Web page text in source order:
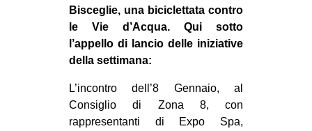
CINEMA
MANIFESTI
MUSICA
RECENSIONI
INTERNAZIONALE
Bisceglie, una biciclettata contro
le Vie d’Acqua. Qui sotto
l’appello di lancio delle iniziative
della settimana:
L’incontro dell’8 Gennaio, al
Consiglio di Zona 8, con
rappresentanti di Expo Spa,